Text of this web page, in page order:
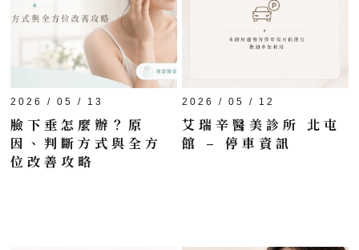
2026 / 05 / 13
臉下垂怎麼辦？原
因、判斷方式與全方
位改善攻略
2026 / 05 / 12
艾瑞辛醫美診所 北屯
館 – 停車資訊